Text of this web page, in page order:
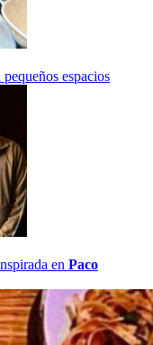
espacios
en Paco